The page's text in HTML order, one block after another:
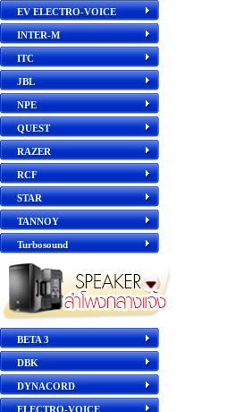
EV ELECTRO-VOICE
INTER-M
ITC
JBL
NPE
QUEST
RAZER
RCF
STAR
TANNOY
Turbosound
BETA 3
DBK
DYNACORD
ELECTRO-VOICE